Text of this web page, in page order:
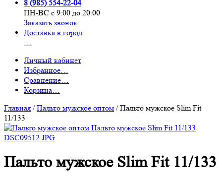
8 (985) 554-22-04
ПН-ВС с 9:00 до 20:00
Заказать звонок
Доставка в город:
…
Личный кабинет
Избранное…
Сравнение…
Корзина…
Главная /Пальто мужское оптом /Пальто мужское Slim Fit
11/133
Пальто мужское Slim Fit 11/133